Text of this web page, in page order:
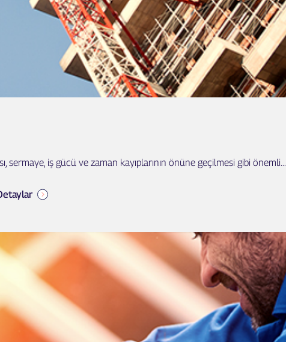
sermaye, iş gücü ve zaman kayıplarının önüne geçilmesi gibi önemli...